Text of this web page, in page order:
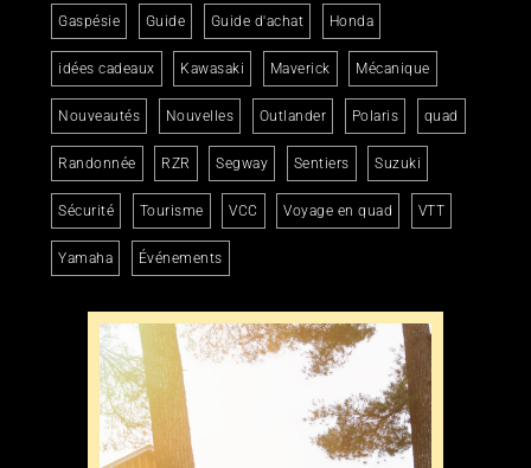
Gaspésie Guide Guide d'achat Honda
idées cadeaux Kawasaki Maverick Mécanique
Nouveautés Nouvelles Outlander Polaris quad
Randonnée RZR Segway Sentiers Suzuki
Sécurité Tourisme VCC Voyage en quad VTT
Yamaha Événements